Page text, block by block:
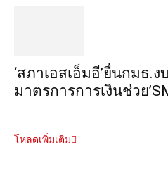
‘สภาเอสเอ็มอี’ยื่นกมธ.
มาตรการการเงินช่วย
โหลดเพิ่มเติม